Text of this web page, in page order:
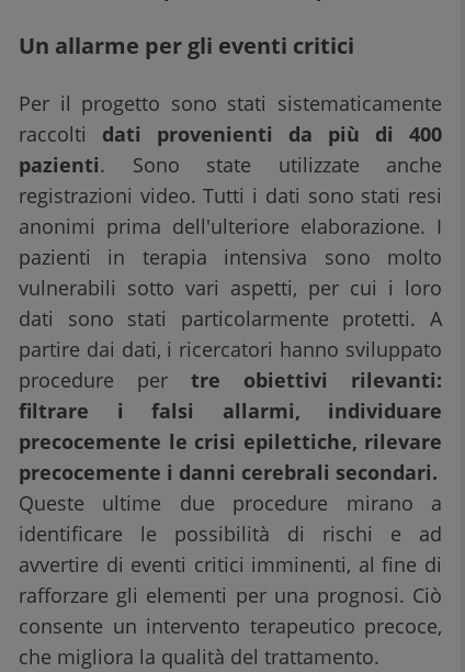
Un allarme per gli eventi critici
Per il progetto sono stati sistematicamente
raccolti dati provenienti da più di 400
pazienti. Sono state utilizzate anche
registrazioni video. Tutti i dati sono stati resi
anonimi prima dell'ulteriore elaborazione. I
pazienti in terapia intensiva sono molto
vulnerabili sotto vari aspetti, per cui i loro
dati sono stati particolarmente protetti. A
partire dai dati, i ricercatori hanno sviluppato
procedure per tre obiettivi rilevanti:
filtrare i falsi allarmi, individuare
precocemente le crisi epilettiche, rilevare
precocemente i danni cerebrali secondari.
Queste ultime due procedure mirano a
identificare le possibilità di rischi e ad
avvertire di eventi critici imminenti, al fine di
rafforzare gli elementi per una prognosi. Ciò
consente un intervento terapeutico precoce,
che migliora la qualità del trattamento.